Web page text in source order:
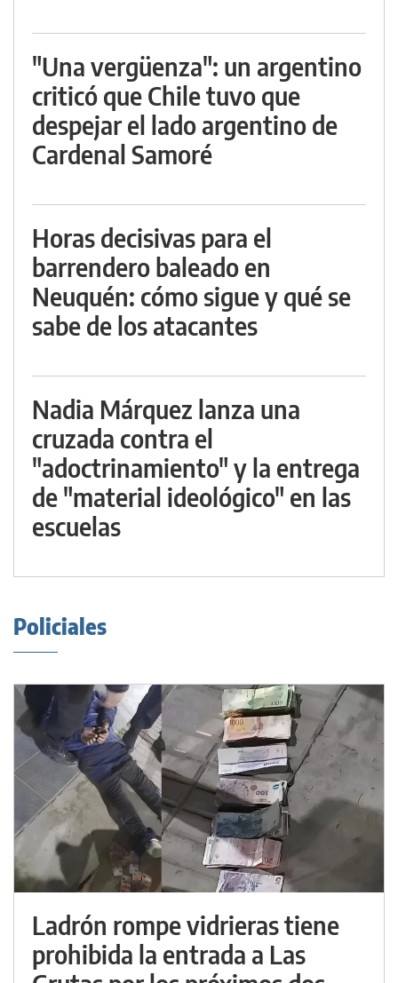
"Una vergüenza": un argentino
criticó que Chile tuvo que
despejar el lado argentino de
Cardenal Samoré
Horas decisivas para el
barrendero baleado en
Neuquén: cómo sigue y qué se
sabe de los atacantes
Nadia Márquez lanza una
cruzada contra el
"adoctrinamiento" y la entrega
de "material ideológico" en las
escuelas
Policiales
Ladrón rompe vidrieras tiene
prohibida la entrada a Las